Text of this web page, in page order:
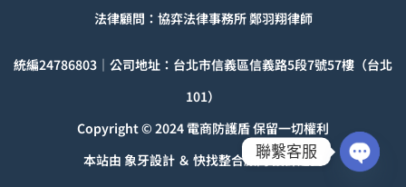
法律顧問：協弈法律事務所 鄭羽翔律師
統編24786803 ｜公司地址：台北市信義區信義路5段7號57樓（台北
101）
Copyright © 2024 電商防護盾 保留一切權利
本站由 象牙設計 ＆ 快找整合顧問設計建置
聯繫客服